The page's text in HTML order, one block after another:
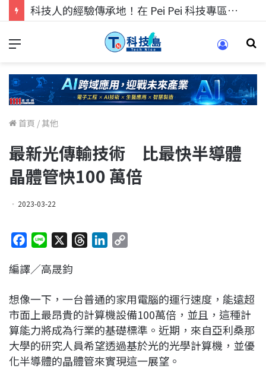
科技人找工作，就到TECH+ 科技專區!
首頁 /其他
最新光傳輸技術 比最快半導體
晶體管快100 萬倍
2023-03-22
c
b
o
o
k
n
a
d
s
e
d
I
n
L
i
n
k
編譯／高晟鈞
想像一下，一台普通的家用電腦的運行速度，能遠超
市面上最昂貴的計算機設備100萬倍，並且，這種計
算能力將成為行業的基礎標準。近期，來自亞利桑那
大學的研究人員希望透過基於光的光學計算機，並優
化半導體的晶體管來實現這一展望。